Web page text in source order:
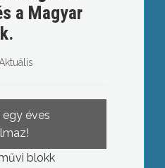
a Magyar
éves
blokk